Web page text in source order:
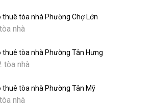
thuê tòa nhà Phường Chợ Lớn
nhà
thuê tòa nhà Phường Tân Hưng
tòa nhà
thuê tòa nhà Phường Tân Mỹ
nhà